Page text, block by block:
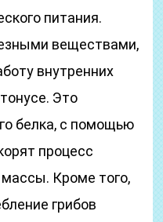
питания.
веществами,
внутренних
Это
белка, с помощью
процесс
Кроме того,
грибов